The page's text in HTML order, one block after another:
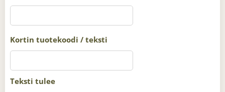
Kortin tuotekoodi / teksti
Teksti tulee